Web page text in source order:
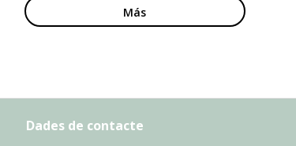
Más
Dades de contacte